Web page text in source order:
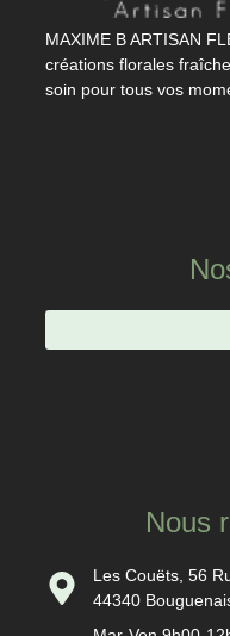
MAXIME B ARTISAN
créations florales
soin pour tous vos
Nous
Les Couëts, 56
44340